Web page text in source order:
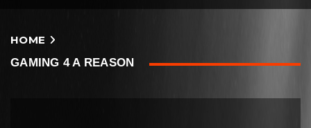
HOME
GAMING 4 A REASON